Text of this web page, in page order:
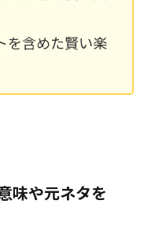
を含めた賢い楽
味や元ネタを